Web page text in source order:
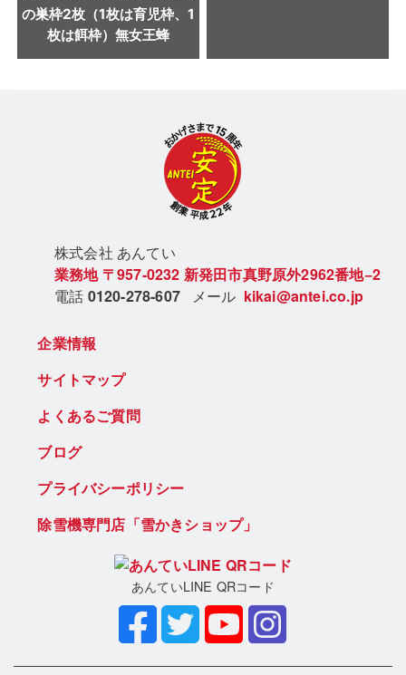
の巣枠2枚（1枚は育児枠、1
枚は餌枠）無女王蜂
株式会社 あんてい
業務地 〒957-0232 新発田市真野原外2962番地−2
電話 0120-278-607 メール kikai@antei.co.jp
企業情報
サイトマップ
よくあるご質問
ブログ
プライバシーポリシー
除雪機専門店「雪かきショップ」
あんていLINE QRコード